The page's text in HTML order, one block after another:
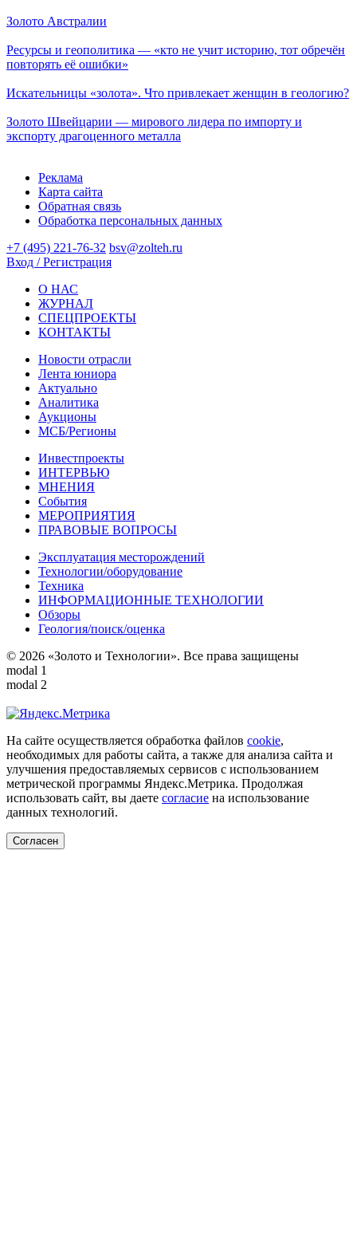
Золото Австралии
Ресурсы и геополитика — «кто не учит историю, тот обречён
повторять её ошибки»
Искательницы «золота». Что привлекает женщин в геологию?
Золото Швейцарии — мирового лидера по импорту и
экспорту драгоценного металла
Реклама
Карта сайта
Обратная связь
Обработка персональных данных
+7 (495) 221-76-32 bsv@zolteh.ru
Вход / Регистрация
О НАС
ЖУРНАЛ
СПЕЦПРОЕКТЫ
КОНТАКТЫ
Новости отрасли
Лента юниора
Актуально
Аналитика
Аукционы
МСБ/Регионы
Инвестпроекты
ИНТЕРВЬЮ
МНЕНИЯ
События
МЕРОПРИЯТИЯ
ПРАВОВЫЕ ВОПРОСЫ
Эксплуатация месторождений
Технологии/оборудование
Техника
ИНФОРМАЦИОННЫЕ ТЕХНОЛОГИИ
Обзоры
Геология/поиск/оценка
© 2026 «Золото и Технологии». Все права защищены
modal 1
modal 2
На сайте осуществляется обработка файлов cookie,
необходимых для работы сайта, а также для анализа сайта и
улучшения предоставляемых сервисов с использованием
метрической программы Яндекс.Метрика. Продолжая
использовать сайт, вы даете согласие на использование
данных технологий.
Согласен